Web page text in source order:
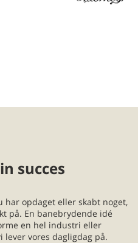
succes
har opdaget eller skabt noget,
på. En banebrydende idé
en hel industri eller
lever vores dagligdag på.